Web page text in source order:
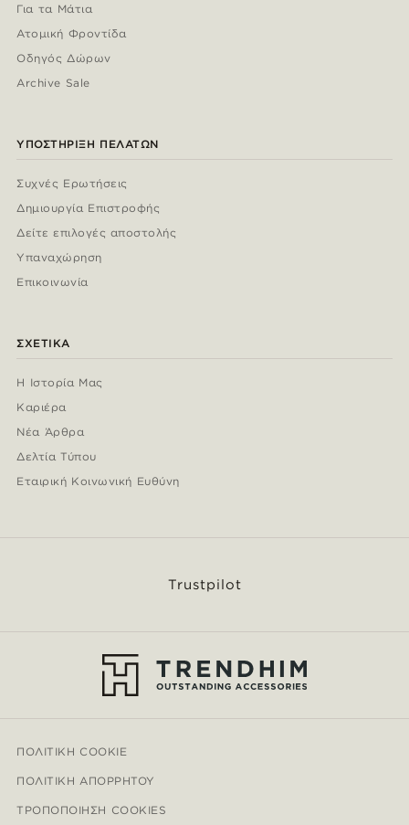
Για τα Μάτια
Ατομική Φροντίδα
Οδηγός Δώρων
Archive Sale
ΥΠΟΣΤΉΡΙΞΗ ΠΕΛΑΤΏΝ
Συχνές Ερωτήσεις
Δημιουργία Επιστροφής
Δείτε επιλογές αποστολής
Υπαναχώρηση
Επικοινωνία
ΣΧΕΤΙΚΆ
Η Ιστορία Μας
Καριέρα
Νέα Άρθρα
Δελτία Τύπου
Εταιρική Κοινωνική Ευθύνη
Trustpilot
ΠΟΛΙΤΙΚΉ COOKIE
ΠΟΛΙΤΙΚΉ ΑΠΟΡΡΉΤΟΥ
ΤΡΟΠΟΠΟΊΗΣΗ COOKIES